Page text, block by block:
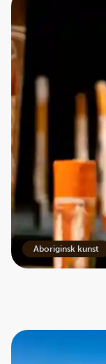
Aboriginsk kunst